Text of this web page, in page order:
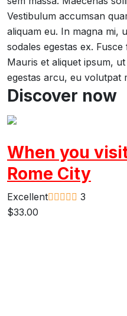
Vestibulum accumsan
aliquam eu. In magna mi,
sodales egestas ex.
Mauris et aliquet ipsum,
egestas arcu, eu volutpat
Discover now
When you
Rome City
Excellent
3
$33.00